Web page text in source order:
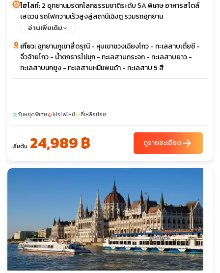
ไฮไลท์:2 อุทยานมรดกโลกธรรมชาติระดับ 5A พิเศษ อาหารสไตล์
เสฉวน รถไฟความเร็วสูงสู่สถานีเฉิงตู รวมรถอุทยาน
อ่านเพิ่มเติม
เที่ยว:อุทยานภูเขาสี่ดรุณี - หุบเขาซวงเฉียงโกว - ทะเลสาบเตี๋ยซี -
จิ๋วจ้ายโกว - น้ำตกธารไข่มุก - ทะเลสาบกระจก - ทะเลสาบยาว -
ทะเลสาบนกยูง - ทะเลสาบหมีแพนด้า - ทะเลสาบ 5 สี
sunnyวันหยุดพิเศษlocal_fire_departmentโปรไฟไหม้confirmation_numberที่เหลือน้อย
เริ่มต้น 24,989 ฿ ดูรายละเอียดarrow_forward